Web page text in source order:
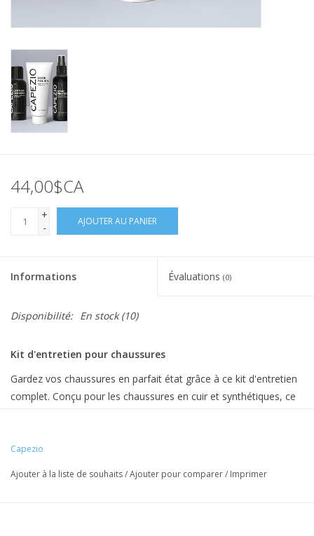
44,00$CA
+
-
AJOUTER AU PANIER
Informations Évaluations (0)
Disponibilité: En stock(10)
Kit d'entretien pour chaussures
Gardez vos chaussures en parfait état grâce à ce kit d'entretien
complet. Conçu pour les chaussures en cuir et synthétiques, ce
comprend : 1 nettoyant pour cuir, 1 cirage, 1 protecteur anti-
est formulé à base de cire de carnauba brésilienne pour éliminer
Capezio
Ajouter à la liste de souhaits/Ajouter pour comparer/ Imprimer